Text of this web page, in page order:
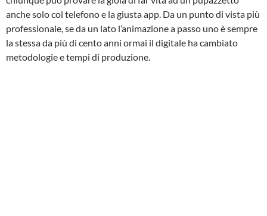
anche solo col telefono e la giusta app. Da un punto di vista più
professionale, se da un lato l’animazione a passo uno è sempre
la stessa da più di cento anni ormai il digitale ha cambiato
metodologie e tempi di produzione.